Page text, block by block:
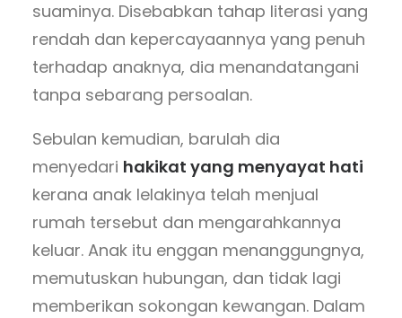
suaminya. Disebabkan tahap literasi yang
rendah dan kepercayaannya yang penuh
terhadap anaknya, dia menandatangani
tanpa sebarang persoalan.
Sebulan kemudian, barulah dia
menyedari hakikat yang menyayat hati
kerana anak lelakinya telah menjual
rumah tersebut dan mengarahkannya
keluar. Anak itu enggan menanggungnya,
memutuskan hubungan, dan tidak lagi
memberikan sokongan kewangan. Dalam